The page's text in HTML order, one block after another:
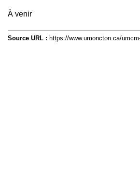
À venir
Source URL : https://www.umoncton.ca/